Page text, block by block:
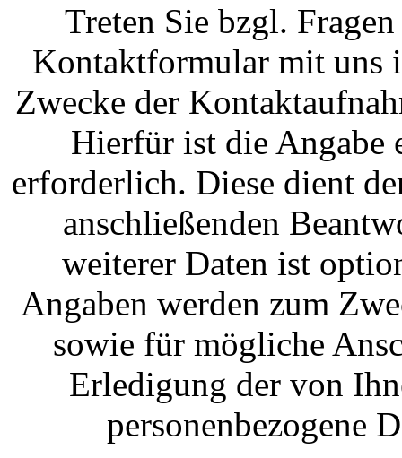
Treten Sie bzgl.
Kontaktformular mit uns
Zwecke der
Hierfür ist die Angabe
erforderlich. Diese dient
anschließenden
weiterer Daten ist
Angaben werden zum
sowie für mögliche
Erledigung der von
personenbezogene